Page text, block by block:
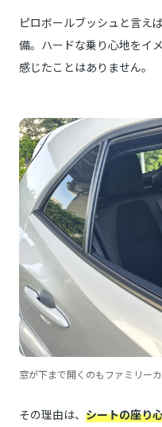
ピロボールブッシュと言え
備。ハードな乗り心地をイ
感じたことはありません。
窓が下まで開くのもファミリー
その理由は、 シートの座り